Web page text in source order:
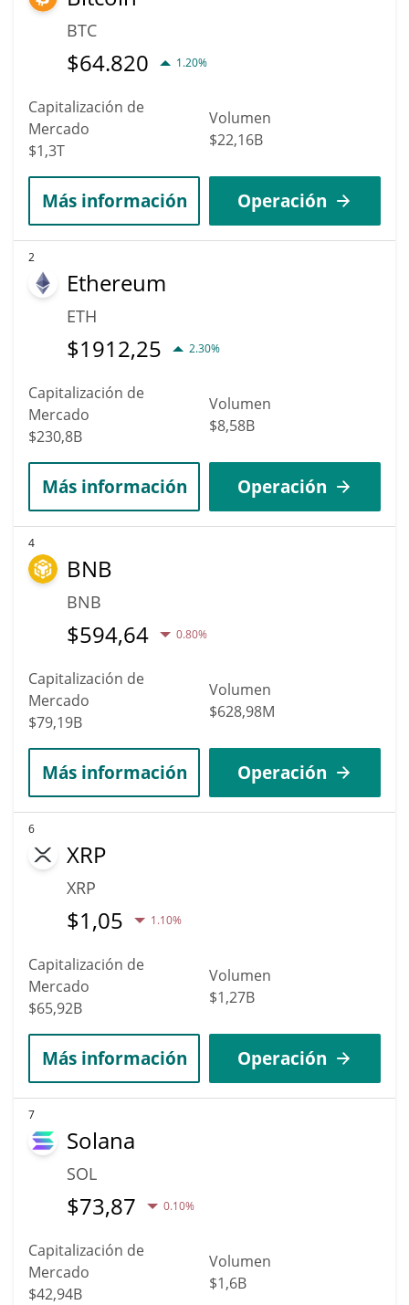
BTC
$64.820 1.20%
Capitalización de
Mercado
$1,3T
Volumen
$22,16B
Más información Operación
2
Ethereum
ETH
$1912,25 2.30%
Capitalización de
Mercado
$230,8B
Volumen
$8,58B
Más información Operación
4
BNB
BNB
$594,64 0.80%
Capitalización de
Mercado
$79,19B
Volumen
$628,98M
Más información Operación
6
XRP
XRP
$1,05 1.10%
Capitalización de
Mercado
$65,92B
Volumen
$1,27B
Más información Operación
7
Solana
SOL
$73,87 0.10%
Capitalización de
Mercado
$42,94B
Volumen
$1,6B